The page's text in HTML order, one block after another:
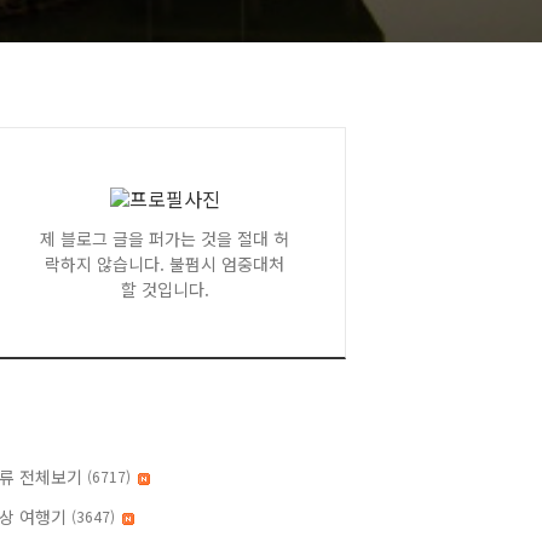
제 블로그 글을 퍼가는 것을 절대 허
락하지 않습니다. 불펌시 엄중대처
할 것입니다.
전체보기 (6717)
여행기 (3647)